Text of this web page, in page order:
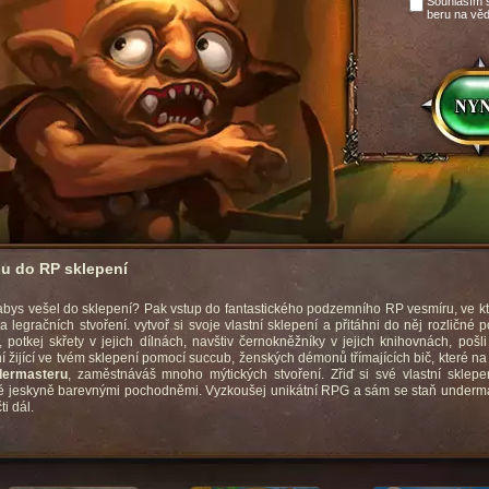
do RP sklepení
vešel do sklepení? Pak vstup do fantastického podzemního RP vesmíru, ve
legračních stvoření. vytvoř si svoje vlastní sklepení a přitáhni do něj rozličné
potkej skřety v jejich dílnách, navštiv černokněžníky v jejich knihovnách,
žijící ve tvém sklepení pomocí succub, ženských démonů třímajících bič, které
, zaměstnáváš mnoho mýtických stvoření. Zřiď si své vlastní
jeskyně barevnými pochodněmi. Vyzkoušej unikátní RPG a sám se staň
dál.
beru na